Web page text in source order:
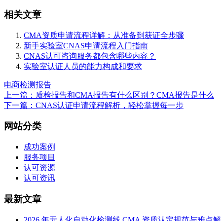
相关文章
CMA资质申请流程详解：从准备到获证全步骤
新手实验室CNAS申请流程入门指南
CNAS认可咨询服务都包含哪些内容？
实验室认证人员的能力构成和要求
电商检测报告
上一篇：质检报告和CMA报告有什么区别？CMA报告是什么
下一篇：CNAS认证申请流程解析，轻松掌握每一步
网站分类
成功案例
服务项目
认可资源
认可资讯
最新文章